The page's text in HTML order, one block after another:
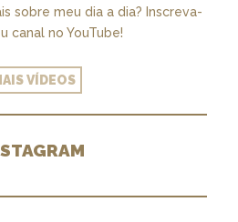
sobre meu dia a dia? Inscreva-
canal no YouTube!
VÍDEOS